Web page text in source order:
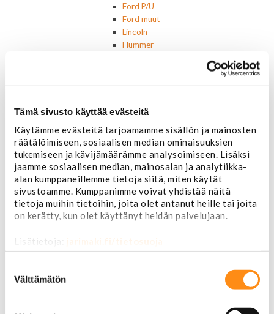
Tämä sivusto käyttää evästeitä
Käytämme evästeitä tarjoamamme sisällön ja mainosten
räätälöimiseen, sosiaalisen median ominaisuuksien
tukemiseen ja kävijämäärämme analysoimiseen. Lisäksi
jaamme sosiaalisen median, mainosalan ja analytiikka-
alan kumppaneillemme tietoja siitä, miten käytät
sivustoamme. Kumppanimme voivat yhdistää näitä
tietoja muihin tietoihin, joita olet antanut heille tai joita
on kerätty, kun olet käyttänyt heidän palvelujaan.
Lisätietoja: jarimaki.fi/tietosuoja
valinta
Välttämätön
Ford P/U
Ford muut
Lincoln
Hummer
Cadillac
Corvette
Dodge
Ford P/U
Ford muut
Hummer
Jeep
Lincoln
Muut
Sumu- ja peruutusvalot
Sivuvalot ja markerit
Sähköosat